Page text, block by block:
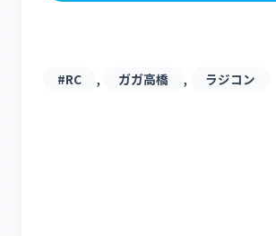
#RC , ガガ高橋 , ラジコン